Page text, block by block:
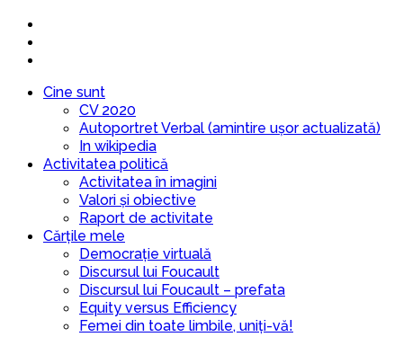
Cine sunt
CV 2020
Autoportret Verbal (amintire ușor actualizată)
In wikipedia
Activitatea politică
Activitatea în imagini
Valori și obiective
Raport de activitate
Cărțile mele
Democrație virtuală
Discursul lui Foucault
Discursul lui Foucault – prefata
Equity versus Efficiency
Femei din toate limbile, uniți-vă!